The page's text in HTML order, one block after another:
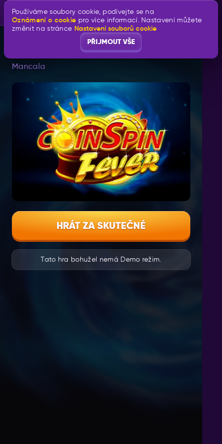
CoinSpin Fever
Mancala
HRÁT ZA SKUTEČNÉ
Tato hra bohužel nemá Demo režim.
Používáme soubory cookie, podívejte se na
Oznámení o cookie pro více informací. Nastavení můžete
změnit na stránce Nastavení souborů cookie
PŘIJMOUT VŠE